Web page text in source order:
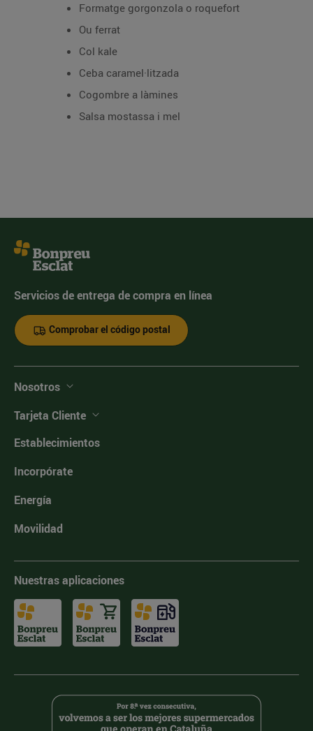
Formatge gorgonzola o roquefort
Ou ferrat
Col kale
Ceba caramel·litzada
Cogombre a làmines
Salsa mostassa i mel
Servicios de entrega de compra en línea
Comprobar el código postal
Nosotros
Tarjeta Cliente
Establecimientos
Incorpórate
Energía
Movilidad
Nuestras aplicaciones